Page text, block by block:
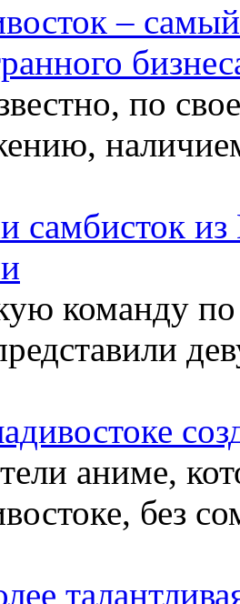
–
по
самбисток
команду
аниме,
без